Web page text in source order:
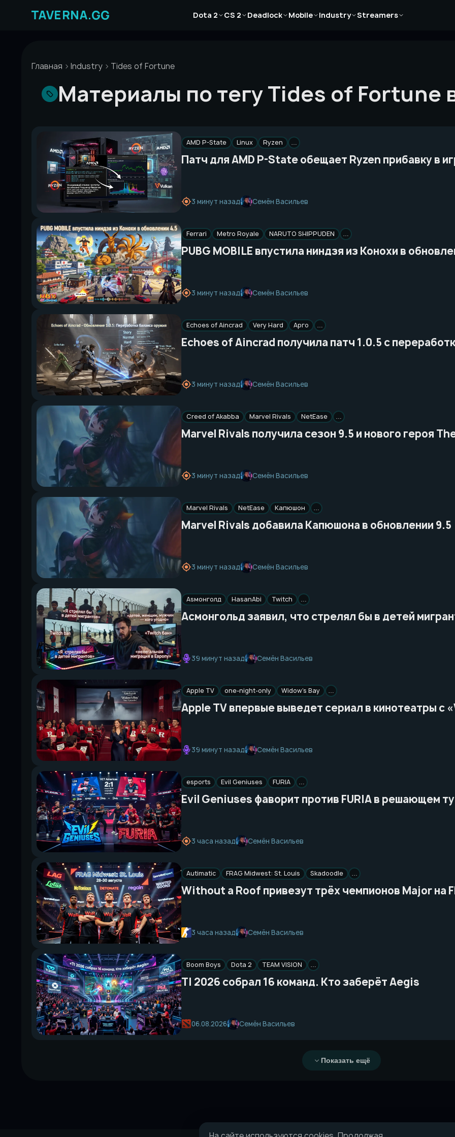
Dota 2
Статьи CS 2
СтатьиDeadlock
Статьи
Mobile
Статьи Industry
Статьи
Streamers
Статьи
Главная Industry Tides of Fortune
Материалы по тегу Tides of Fortune
AMD P-State Linux Ryzen …
Патч для AMD P-State обещает Ryzen прибавку в
3 минут назад Семён Васильев
Ferrari Metro Royale NARUTO SHIPPUDEN …
PUBG MOBILE впустила ниндзя из Конохи в
3 минут назад Семён Васильев
Echoes of Aincrad Very Hard Арго …
Echoes of Aincrad получила патч 1.0.5 с
3 минут назад Семён Васильев
Creed of Akabba Marvel Rivals NetEase …
Marvel Rivals получила сезон 9.5 и нового героя
3 минут назад Семён Васильев
Marvel Rivals NetEase Капюшон …
Marvel Rivals добавила Капюшона в обновлении 9.5
3 минут назад Семён Васильев
Asмонголд HasanAbi Twitch …
Асмонгольд заявил, что стрелял бы в детей
39 минут назад Семён Васильев
Apple TV one-night-only Widow’s Bay …
Apple TV впервые выведет сериал в кинотеатры с
39 минут назад Семён Васильев
esports Evil Geniuses FURIA …
Evil Geniuses фаворит против FURIA в решающем
3 часа назад Семён Васильев
Autimatic FRAG Midwest: St. Louis Skadoodle …
Without a Roof привезут трёх чемпионов Major на
3 часа назад Семён Васильев
Boom Boys Dota 2 TEAM VISION …
TI 2026 собрал 16 команд. Кто заберёт Aegis
06.08.2026 Семён Васильев
Показать ещё